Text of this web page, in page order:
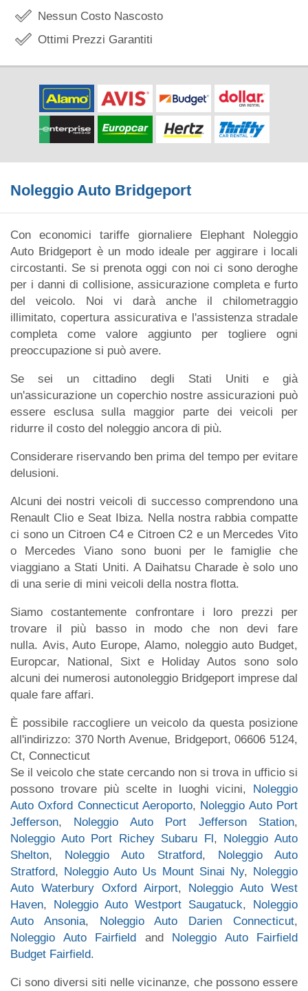
Nessun Costo Nascosto
Ottimi Prezzi Garantiti
Noleggio Auto Bridgeport
Con economici tariffe giornaliere Elephant Noleggio
Auto Bridgeport è un modo ideale per aggirare i locali
circostanti. Se si prenota oggi con noi ci sono deroghe
per i danni di collisione, assicurazione completa e furto
del veicolo. Noi vi darà anche il chilometraggio
illimitato, copertura assicurativa e l'assistenza stradale
completa come valore aggiunto per togliere ogni
preoccupazione si può avere.
Se sei un cittadino degli Stati Uniti e già
un'assicurazione un coperchio nostre assicurazioni può
essere esclusa sulla maggior parte dei veicoli per
ridurre il costo del noleggio ancora di più.
Considerare riservando ben prima del tempo per evitare
delusioni.
Alcuni dei nostri veicoli di successo comprendono una
Renault Clio e Seat Ibiza. Nella nostra rabbia compatte
ci sono un Citroen C4 e Citroen C2 e un Mercedes Vito
o Mercedes Viano sono buoni per le famiglie che
viaggiano a Stati Uniti. A Daihatsu Charade è solo uno
di una serie di mini veicoli della nostra flotta.
Siamo costantemente confrontare i loro prezzi per
trovare il più basso in modo che non devi fare
nulla. Avis, Auto Europe, Alamo, noleggio auto Budget,
Europcar, National, Sixt e Holiday Autos sono solo
alcuni dei numerosi autonoleggio Bridgeport imprese dal
quale fare affari.
È possibile raccogliere un veicolo da questa posizione
all'indirizzo: 370 North Avenue, Bridgeport, 06606 5124,
Ct, Connecticut
Se il veicolo che state cercando non si trova in ufficio si
possono trovare più scelte in luoghi vicini, Noleggio
Auto Oxford Connecticut Aeroporto, Noleggio Auto Port
Jefferson, Noleggio Auto Port Jefferson Station,
Noleggio Auto Port Richey Subaru Fl, Noleggio Auto
Shelton, Noleggio Auto Stratford, Noleggio Auto
Stratford, Noleggio Auto Us Mount Sinai Ny, Noleggio
Auto Waterbury Oxford Airport, Noleggio Auto West
Haven, Noleggio Auto Westport Saugatuck, Noleggio
Auto Ansonia, Noleggio Auto Darien Connecticut,
Noleggio Auto Fairfield and Noleggio Auto Fairfield
Budget Fairfield.
Ci sono diversi siti nelle vicinanze, che possono essere